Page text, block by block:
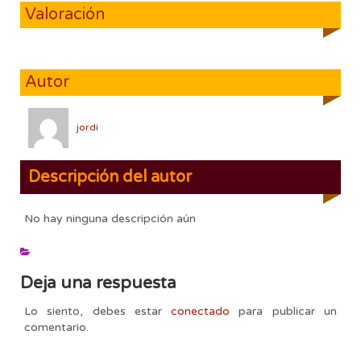
Valoración
Autor
jordi
Descripción del autor
No hay ninguna descripción aún
Deja una respuesta
Lo siento, debes estarconectado para publicar un
comentario.